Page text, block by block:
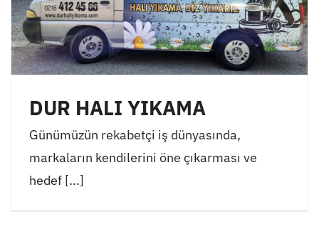
DUR HALI YIKAMA
Günümüzün rekabetçi iş dünyasında,
markaların kendilerini öne çıkarması ve
hedef [...]